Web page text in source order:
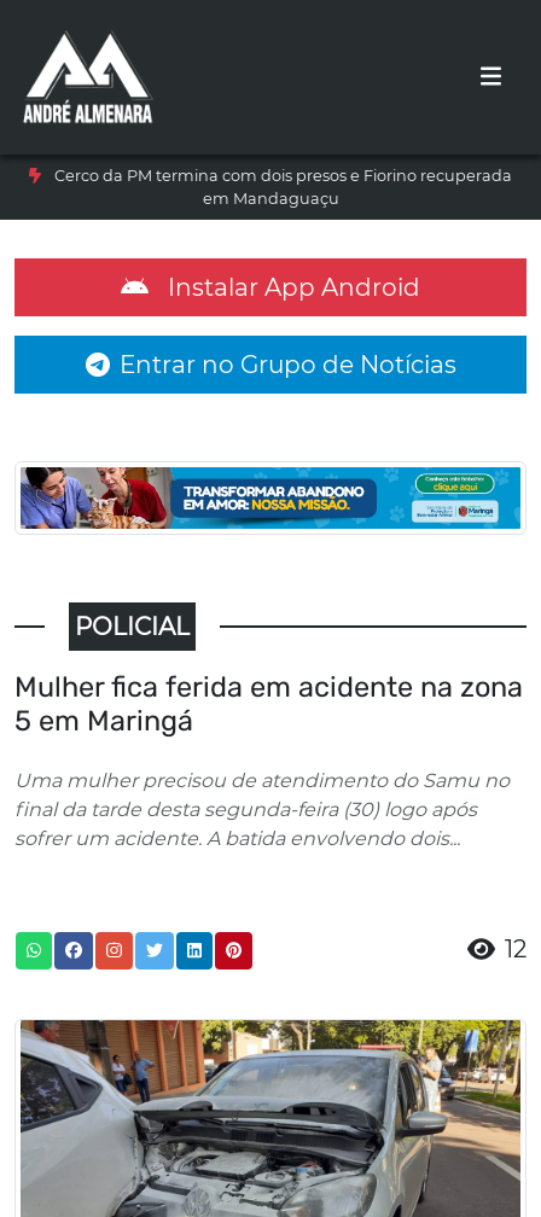
Cerco da PM termina com dois presos e Fiorino recuperada
em Mandaguaçu
Instalar App Android
Entrar no Grupo de Notícias
POLICIAL
Mulher fica ferida em acidente na zona
5 em Maringá
Uma mulher precisou de atendimento do Samu no
final da tarde desta segunda-feira (30) logo após
sofrer um acidente. A batida envolvendo dois...
12